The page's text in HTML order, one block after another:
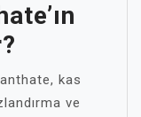
kas
ve